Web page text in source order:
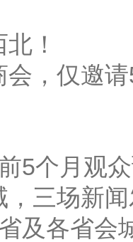
！
，仅邀
5个月观
三场新
及各省会